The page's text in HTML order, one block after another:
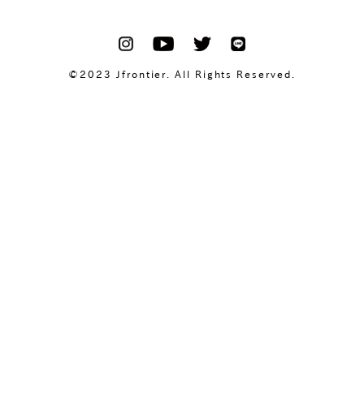
©2023 Jfrontier. All Rights Reserved.